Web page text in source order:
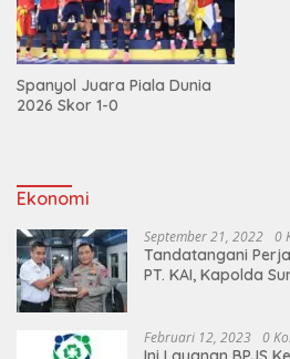
Spanyol Juara Piala Dunia
2026 Skor 1-0
Ekonomi
September 21, 2022 0
Tandatangani
PT. KAI, Kapolda
Februari 12, 2023 0